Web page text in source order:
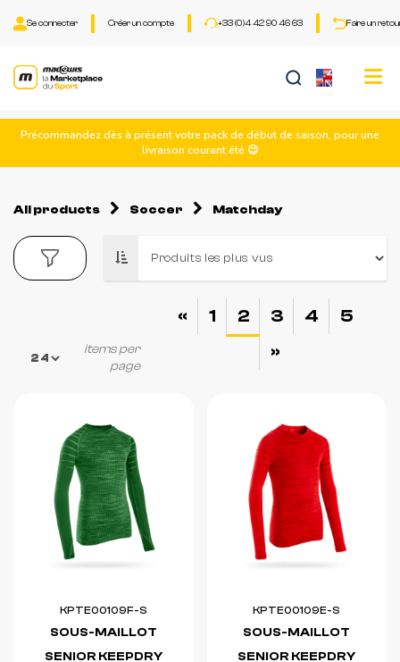
+33 (0)4 42 90 46 63 Faire un
Créer un compte
Se connecter
Précommandez dès à présent votre pack de début de saison, pour une
livraison courant été 😉
All products Soccer Matchday
« 1 2 3 4
5
»
items per
page
KPTE00109F-S
SOUS-MAILLOT
SENIOR KEEPDRY
KPTE00109E-S
SOUS-MAILLOT
SENIOR KEEPDRY